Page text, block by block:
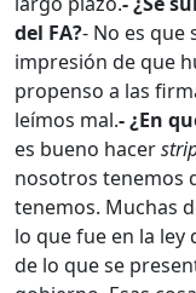
del FA?- No es que
impresión de que
propenso a las
leímos mal.- ¿En
es bueno hacer
nosotros tenemos
tenemos. Muchas
lo que fue en la
de lo que se